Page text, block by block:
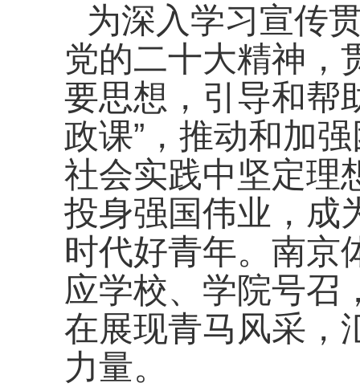
为深入学习宣传
党的二十大精神，
要思想，引导和帮
政课”，推动和加
社会实践中坚定理
投身强国伟业，成
时代好青年。南京
应学校、学院号召
在展现青马风采，
力量。